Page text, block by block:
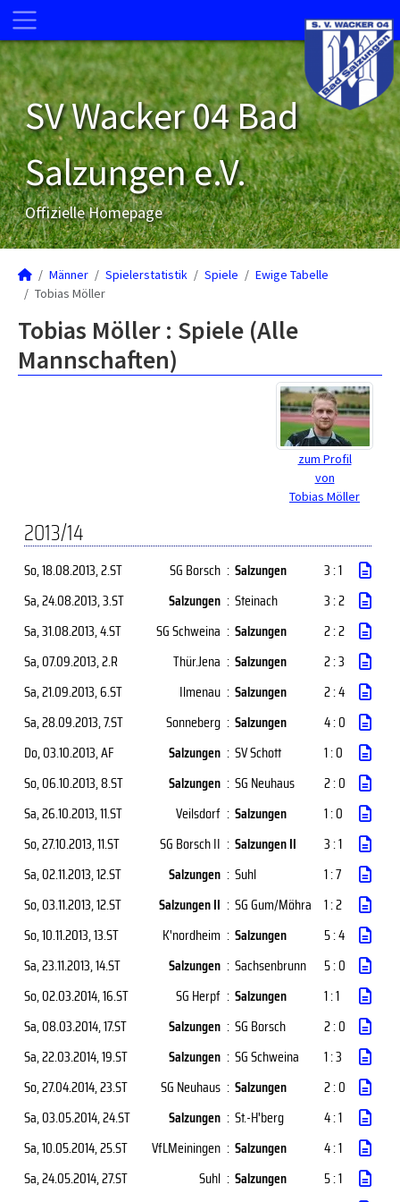
SV Wacker 04 Bad
Salzungen e.V.
Offizielle Homepage
Männer Spielerstatistik Spiele
Ewige Tabelle
Tobias Möller
Tobias Möller : Spiele (Alle
Mannschaften)
zum Profil
von
Tobias Möller
2013/14
So, 18.08.2013, 2.ST SG Borsch : Salzungen
3 : 1
Sa, 24.08.2013, 3.ST Salzungen : Steinach
3 : 2
Sa, 31.08.2013, 4.ST SG Schweina : Salzungen
2 : 2
Sa, 07.09.2013, 2.R Thür.Jena : Salzungen
2 : 3
Sa, 21.09.2013, 6.ST Ilmenau : Salzungen
2 : 4
Sa, 28.09.2013, 7.ST Sonneberg : Salzungen
4 : 0
Do, 03.10.2013, AF Salzungen : SV Schott
1 : 0
So, 06.10.2013, 8.ST Salzungen : SG Neuhaus
2 : 0
Sa, 26.10.2013, 11.ST Veilsdorf : Salzungen
1 : 0
So, 27.10.2013, 11.ST SG Borsch II : Salzungen II
3 : 1
Sa, 02.11.2013, 12.ST Salzungen : Suhl
1 : 7
So, 03.11.2013, 12.ST Salzungen II : SG Gum/Möhra 1 : 2
So, 10.11.2013, 13.ST K'nordheim : Salzungen
5 : 4
Sa, 23.11.2013, 14.ST Salzungen : Sachsenbrunn
5 : 0
So, 02.03.2014, 16.ST SG Herpf : Salzungen
1 : 1
Sa, 08.03.2014, 17.ST Salzungen : SG Borsch
2 : 0
Sa, 22.03.2014, 19.ST Salzungen : SG Schweina
1 : 3
So, 27.04.2014, 23.ST SG Neuhaus : Salzungen
2 : 0
Sa, 03.05.2014, 24.ST Salzungen : St.-H'berg
4 : 1
Sa, 10.05.2014, 25.ST VfLMeiningen : Salzungen
4 : 1
Sa, 24.05.2014, 27.ST Suhl : Salzungen
5 : 1